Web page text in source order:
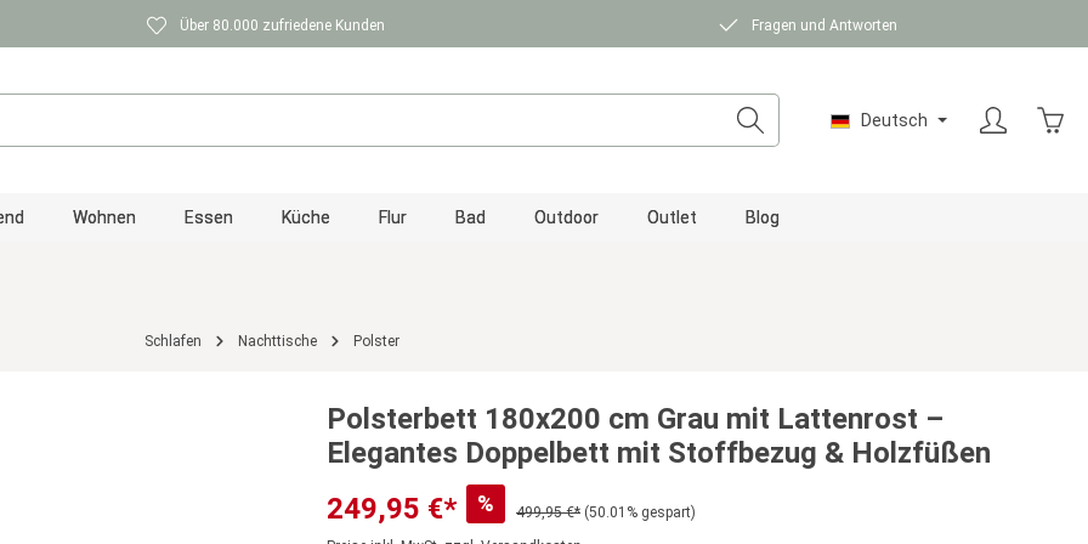
Über 80.000 zufriedene Kunden Fragen und Antworten
Deutsch
Wohnen Essen Küche Flur Bad Outdoor Outlet Blog
Schlafen Nachttische Polster
Polsterbett 180x200 cm Grau mit Lattenrost –
Elegantes Doppelbett mit Stoffbezug & Holzfüßen
249,95 €*
% 499,95 €* (50.01% gespart)